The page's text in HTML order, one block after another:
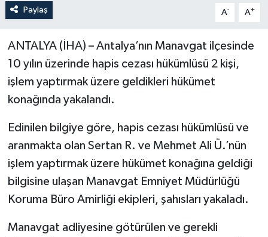
Paylaş A- A+
ANTALYA (İHA) – Antalya’nın Manavgat ilçesinde
10 yılın üzerinde hapis cezası hükümlüsü 2 kişi,
işlem yaptırmak üzere geldikleri hükümet
konağında yakalandı.
Edinilen bilgiye göre, hapis cezası hükümlüsü ve
aranmakta olan Sertan R. ve Mehmet Ali Ü.’nün
işlem yaptırmak üzere hükümet konağına geldiği
bilgisine ulaşan Manavgat Emniyet Müdürlüğü
Koruma Büro Amirliği ekipleri, şahısları yakaladı.
Manavgat adliyesine götürülen ve gerekli